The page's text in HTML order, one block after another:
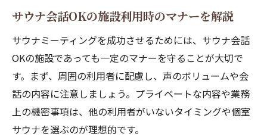
サウナ会話OKの施設利用時のマナーを解説
サウナミーティングを成功させるためには、サウナ会話
OKの施設であっても一定のマナーを守ることが大切で
す。まず、周囲の利用者に配慮し、声のボリュームや会
話の内容に注意しましょう。プライベートな内容や業務
上の機密事項は、他の利用者がいないタイミングや個室
サウナを選ぶのが理想的です。